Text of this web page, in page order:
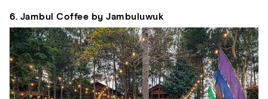
6. Jambul Coffee by Jambuluwuk